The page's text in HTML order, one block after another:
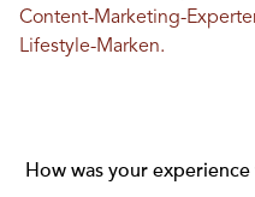
Content-Marketing-
Lifestyle-Marken.